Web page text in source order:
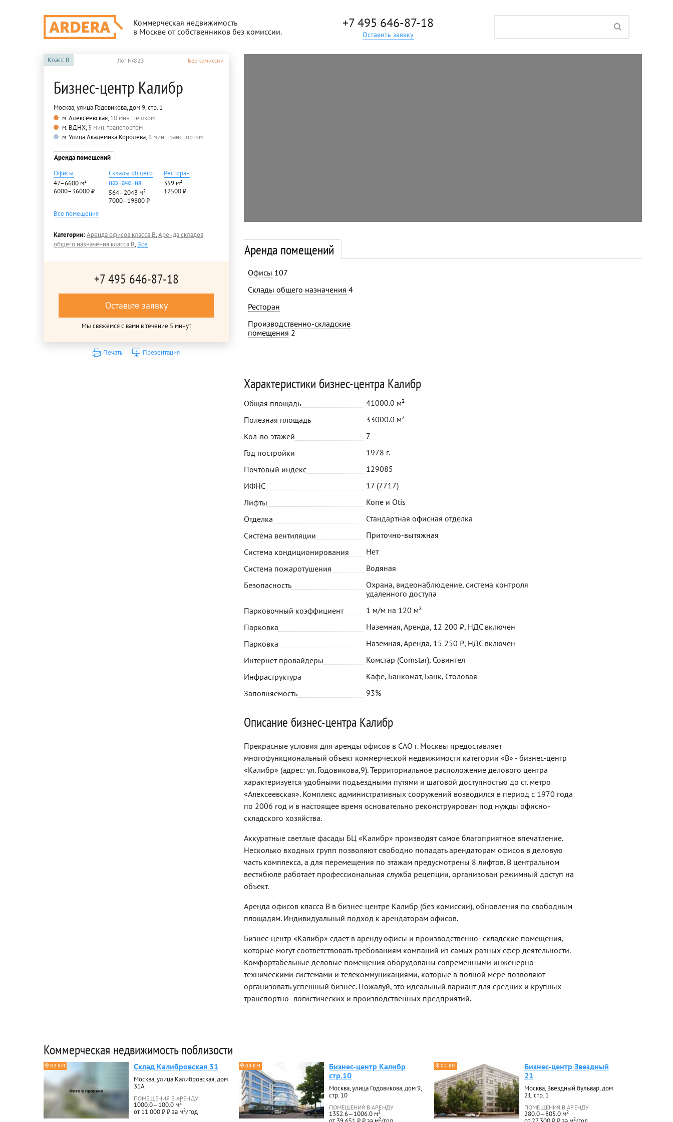
Коммерческая недвижимость
в Москве от собственников без комиссии.
+7 495 646-87-18
Оставить заявку
Класс B Лот №823 Без комиссии
Бизнес-центр Калибр
Москва, улица Годовикова, дом 9, стр. 1
м. Алексеевская,10 мин. пешком
м. ВДНХ,5 мин. транспортом
м. Улица Академика Королева,6 мин. транспортом
Аренда помещений
Офисы
47–6600 м²
6000–36000 ₽
Склады общего
назначения
564–2043 м²
7000–19800 ₽
Ресторан
359 м²
12500 ₽
Все помещения
Категории:Аренда офисов класса B,Аренда складов
общего назначения класса B,Все
+7 495 646-87-18
Оставьте заявку
Мы свяжемся с вами в течение 5 минут
Печать Презентация
Аренда помещений
Офисы 107
Склады общего назначения 4
Ресторан
Производственно-складские
помещения 2
Характеристики бизнес-центра Калибр
Общая площадь
41000.0 м²
Полезная площадь
33000.0 м²
Кол-во этажей
7
Год постройки
1978 г.
Почтовый индекс
129085
ИФНС
17 (7717)
Лифты
Kone и Otis
Отделка
Стандартная офисная отделка
Система вентиляции
Приточно-вытяжная
Система кондиционирования
Нет
Система пожаротушения
Водяная
Безопасность
Охрана, видеонаблюдение, система контроля
удаленного доступа
Парковочный коэффициент
1 м/м на 120 м²
Парковка
Наземная, Аренда, 12 200 ₽, НДС включен
Парковка
Наземная, Аренда, 15 250 ₽, НДС включен
Интернет провайдеры
Комстар (Сomstar), Совинтел
Инфраструктура
Кафе, Банкомат, Банк, Столовая
Заполняемость
93%
Описание бизнес-центра Калибр
Прекрасные условия для аренды офисов в САО г. Москвы предоставляет
многофункциональный объект коммерческой недвижимости категории «В» - бизнес-центр
«Калибр» (адрес: ул. Годовикова,9). Территориальное расположение делового центра
характеризуется удобными подъездными путями и шаговой доступностью до ст. метро
«Алексеевская». Комплекс административных сооружений возводился в период с 1970 года
по 2006 год и в настоящее время основательно реконструирован под нужды офисно-
складского хозяйства.
Аккуратные светлые фасады БЦ «Калибр» производят самое благоприятное впечатление.
Несколько входных групп позволяют свободно попадать арендаторам офисов в деловую
часть комплекса, а для перемещения по этажам предусмотрены 8 лифтов. В центральном
вестибюле работает профессиональная служба рецепции, организован режимный доступ на
объект.
Аренда офисов класса B в бизнес-центре Калибр (без комиссии), обновления по свободным
площадям. Индивидуальный подход к арендаторам офисов.
Бизнес-центр «Калибр» сдает в аренду офисы и производственно- складские помещения,
которые могут соответствовать требованиям компаний из самых разных сфер деятельности.
Комфортабельные деловые помещения оборудованы современными инженерно-
техническими системами и телекоммуникациями, которые в полной мере позволяют
организовать успешный бизнес. Пожалуй, это идеальный вариант для средних и крупных
транспортно- логистических и производственных предприятий.
Коммерческая недвижимость поблизости
0.3 КМ Склад Калибровская 31
Москва, улица Калибровская, дом
31А
ПОМЕЩЕНИЯ В АРЕНДУ
1000.0—100.0 м²
от 11 000 ₽ ₽ за м²/год
0.4 КМ
Бизнес-центр Калибр
стр.10
Москва, улица Годовикова, дом 9,
стр. 10
ПОМЕЩЕНИЯ В АРЕНДУ
1352.6—1006.0 м²
0.4 КМ
Бизнес-центр Звездный
21
Москва, Звёздный бульвар, дом
21, стр. 1
ПОМЕЩЕНИЯ В АРЕНДУ
280.0—805.0 м²